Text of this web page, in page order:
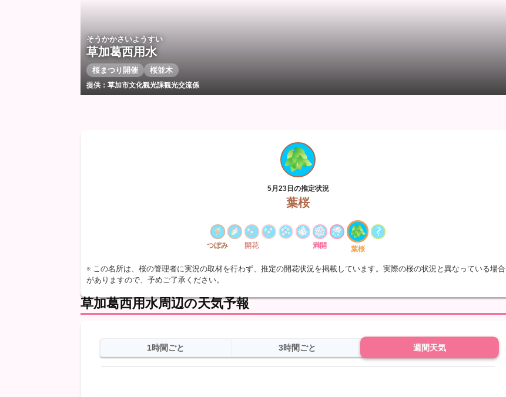
そうかかさいようすい
草加葛西用水
桜まつり開催 桜並木
提供：草加市文化観光課観光交流係
5月23日の推定状況
葉桜
つぼみ 開花 満開 葉桜
※ この名所は、桜の管理者に実況の取材を行わず、推定の開花状況を掲載しています。実際の桜の状況と異なっている場合
がありますので、予めご了承ください。
草加葛西用水周辺の天気予報
1時間ごと 3時間ごと 週間天気